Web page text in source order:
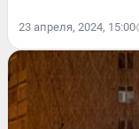
23 апреля, 2024, 15:00